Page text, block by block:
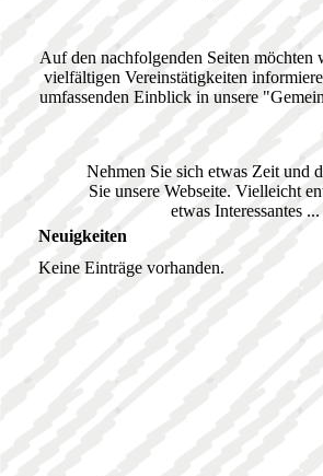
Auf den nachfolgenden Seiten möchten
vielfältigen Vereinstätigkeiten
umfassenden Einblick in unsere
Nehmen Sie sich etwas Zeit und
Sie unsere Webseite. Vielleicht
etwas Interessantes ...
Neuigkeiten
Keine Einträge vorhanden.